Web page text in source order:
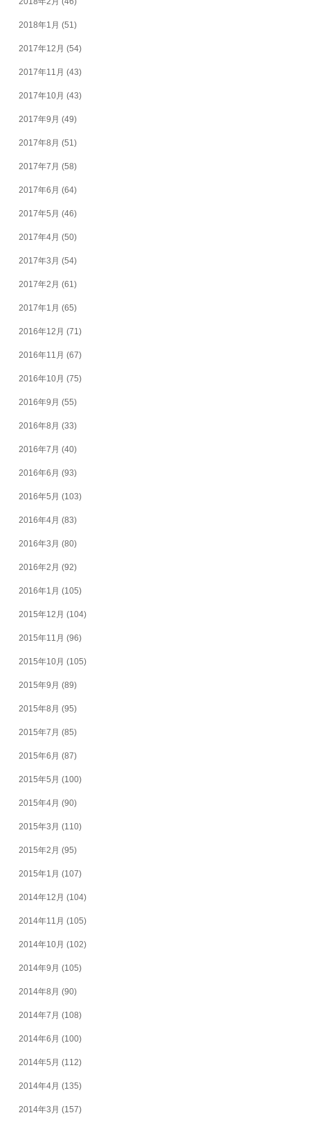
2018年1月 (51)
2017年12月 (54)
2017年11月 (43)
2017年10月 (43)
2017年9月 (49)
2017年8月 (51)
2017年7月 (58)
2017年6月 (64)
2017年5月 (46)
2017年4月 (50)
2017年3月 (54)
2017年2月 (61)
2017年1月 (65)
2016年12月 (71)
2016年11月 (67)
2016年10月 (75)
2016年9月 (55)
2016年8月 (33)
2016年7月 (40)
2016年6月 (93)
2016年5月 (103)
2016年4月 (83)
2016年3月 (80)
2016年2月 (92)
2016年1月 (105)
2015年12月 (104)
2015年11月 (96)
2015年10月 (105)
2015年9月 (89)
2015年8月 (95)
2015年7月 (85)
2015年6月 (87)
2015年5月 (100)
2015年4月 (90)
2015年3月 (110)
2015年2月 (95)
2015年1月 (107)
2014年12月 (104)
2014年11月 (105)
2014年10月 (102)
2014年9月 (105)
2014年8月 (90)
2014年7月 (108)
2014年6月 (100)
2014年5月 (112)
2014年4月 (135)
2014年3月 (157)